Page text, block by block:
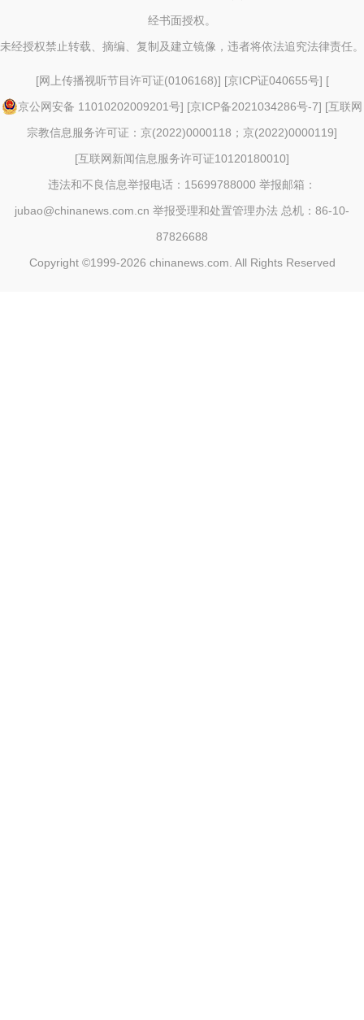
经书面授权。
未经授权禁止转载、摘编、复制及建立镜像，违者将依法追究法律责任。
[网上传播视听节目许可证(0106168)] [京ICP证040655号] [
京公网安备 11010202009201号] [京ICP备2021034286号-7] [互联网
宗教信息服务许可证：京(2022)0000118；京(2022)0000119]
[互联网新闻信息服务许可证10120180010]
违法和不良信息举报电话：15699788000 举报邮箱：
jubao@chinanews.com.cn 举报受理和处置管理办法 总机：86-10-
87826688
Copyright ©1999-2026 chinanews.com. All Rights Reserved